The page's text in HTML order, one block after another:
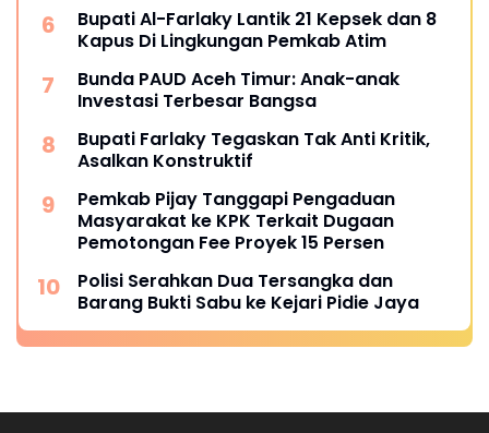
Bupati Al-Farlaky Lantik 21 Kepsek dan 8
Kapus Di Lingkungan Pemkab Atim
Bunda PAUD Aceh Timur: Anak-anak
Investasi Terbesar Bangsa
Bupati Farlaky Tegaskan Tak Anti Kritik,
Asalkan Konstruktif
Pemkab Pijay Tanggapi Pengaduan
Masyarakat ke KPK Terkait Dugaan
Pemotongan Fee Proyek 15 Persen
Polisi Serahkan Dua Tersangka dan
Barang Bukti Sabu ke Kejari Pidie Jaya